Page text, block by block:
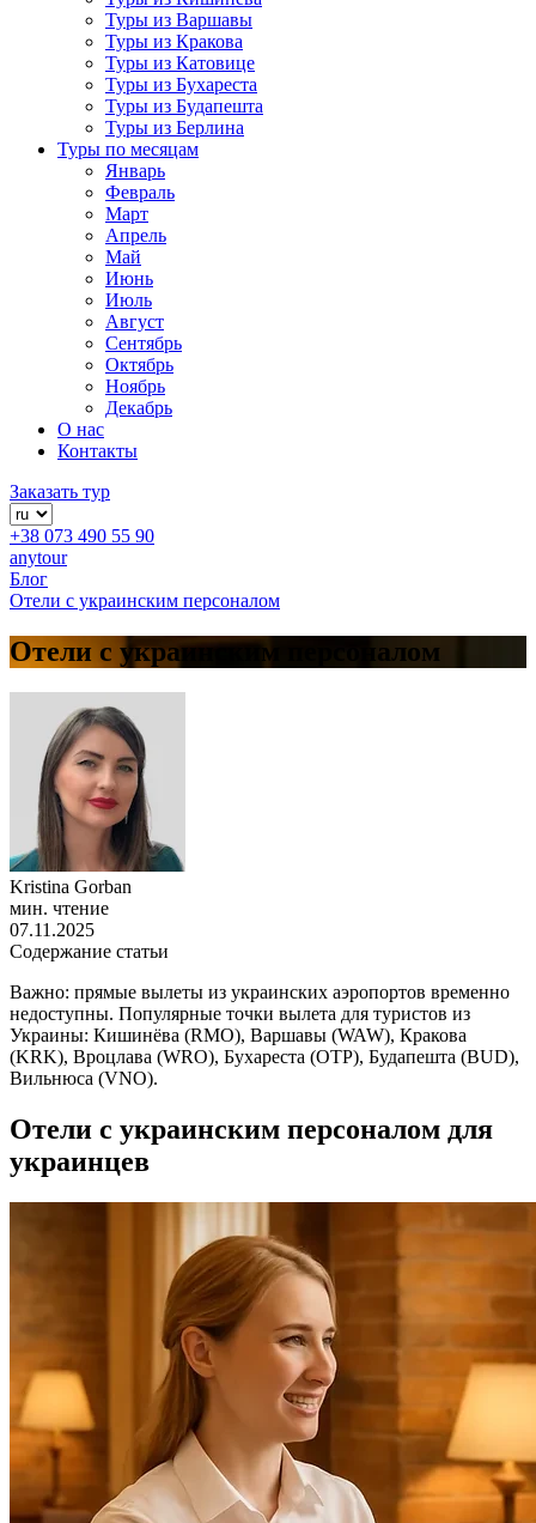
Туры из Варшавы
Туры из Кракова
Туры из Катовице
Туры из Бухареста
Туры из Будапешта
Туры из Берлина
Туры по месяцам
Январь
Февраль
Март
Апрель
Май
Июнь
Июль
Август
Сентябрь
Октябрь
Ноябрь
Декабрь
О нас
Контакты
Заказать тур
+38 073 490 55 90
anytour
Блог
Отели с украинским персоналом
Отели с украинским персоналом
Kristina Gorban
мин. чтение
07.11.2025
Содержание статьи
Важно: прямые вылеты из украинских аэропортов временно
недоступны. Популярные точки вылета для туристов из
Украины: Кишинёва (RMO), Варшавы (WAW), Кракова
(KRK), Вроцлава (WRO), Бухареста (OTP), Будапешта (BUD),
Вильнюса (VNO).
Отели с украинским персоналом для
украинцев